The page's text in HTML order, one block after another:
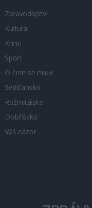
Zpravodajství
Kultura
Krimi
Sport
O čem se mluví
Sedlčansko
Rožmitálsko
Dobříšsko
Váš názor